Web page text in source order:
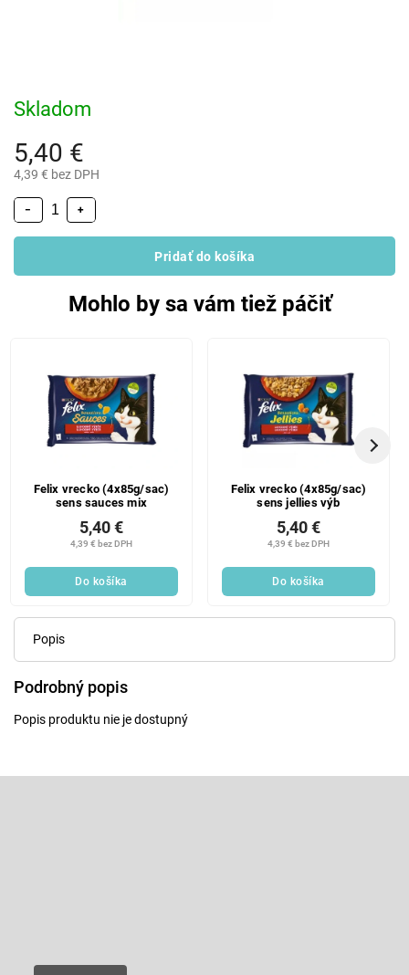
5,40 €
4,39 € bez DPH
Skladom
+
−
Pridať do košíka
Mohlo by sa vám tiež páčiť
Felix vrecko (4x85g/sac)
sens sauces mix
4,39 € bez DPH
5,40 €
Do košíka
Felix vrecko (4x85g/sac)
sens jellies výb
4,39 € bez DPH
5,40 €
Do košíka
Popis
Podrobný popis
Popis produktu nie je dostupný